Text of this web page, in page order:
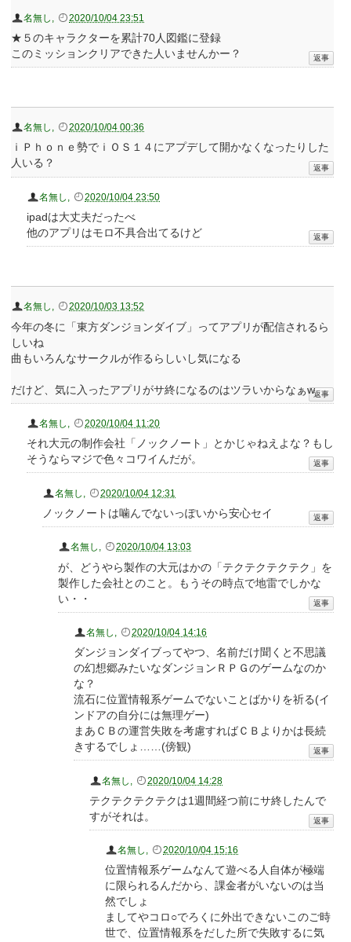
名無し 2020/10/04 23:51
★５のキャラクターを累計70人図鑑に登録
このミッションクリアできた人いませんかー？
名無し 2020/10/04 00:36
ｉＰｈｏｎｅ勢でｉＯＳ１４にアプデして開かなくなったりした
人いる？
名無し 2020/10/04 23:50
ipadは大丈夫だったべ
他のアプリはモロ不具合出てるけど
名無し , 2020/10/03 13:52
今年の冬に「東方ダンジョンダイブ」ってアプリが配信されるら
しいね
曲もいろんなサークルが作るらしいし気になる
だけど、気に入ったアプリがサ終になるのはツラいからなぁw
名無し 2020/10/04 11:20
それ大元の制作会社「ノックノート」とかじゃねえよな？もし
そうならマジで色々コワイんだが。
名無し 2020/10/04 12:31
ノックノートは噛んでないっぽいから安心セイ
名無し 2020/10/04 13:03
が、どうやら製作の大元はかの「テクテクテクテク」を
製作した会社とのこと。もうその時点で地雷でしかな
い・・
名無し 2020/10/04 14:16
ダンジョンダイブってやつ、名前だけ聞くと不思議
の幻想郷みたいなダンジョンＲＰＧのゲームなのか
な？
流石に位置情報系ゲームでないことばかりを祈る(イ
ンドアの自分には無理ゲー)
まあＣＢの運営失敗を考慮すればＣＢよりかは長続
きするでしょ……(傍観)
名無し 2020/10/04 14:28
テクテクテクテクは1週間経つ前にサ終したんで
すがそれは。
名無し 2020/10/04 15:16
位置情報系ゲームなんて遊べる人自体が極端
に限られるんだから、課金者がいないのは当
然でしょ
ましてやコロ○でろくに外出できないこのご時
世で、位置情報系をだした所で失敗するに気